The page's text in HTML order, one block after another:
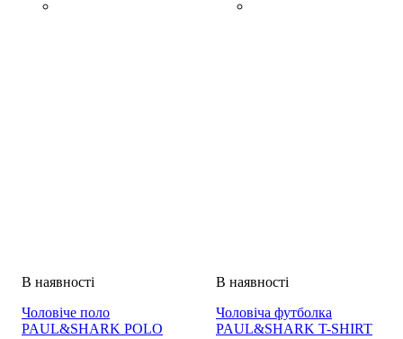
Чоловіче поло
PAUL&SHARK POLO
Чоловіча футболка
PAUL&SHARK T-SHIRT